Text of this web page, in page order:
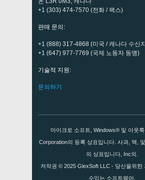
+1 (303) 474-7570 (전화 / 팩스)
판매 문의:
+1 (888) 317-4868 (미국 / 캐나다 수신
+1 (647) 977-7769 (국제 노동자 동맹)
기술적 지원:
문의하기
마이크로 소프트, Windows® 및 아웃
Corporation의 등록 상표입니다. 사과, 맥,
의 상표입니다, Inc의.
저작권 © 2025 GlexSoft LLC- 당신을위한
수있는 소프트웨어.